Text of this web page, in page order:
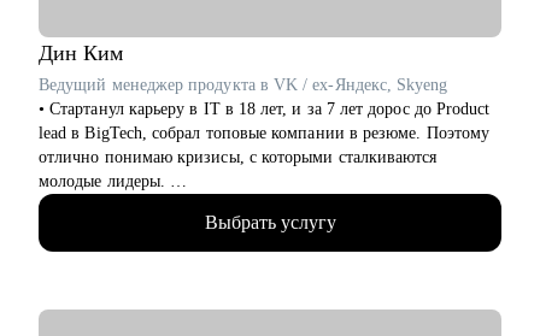
Дин Ким
Ведущий менеджер продукта в VK / ex-Яндекс, Skyeng
• Стартанул карьеру в IT в 18 лет, и за 7 лет дорос до Product
lead в BigTech, собрал топовые компании в резюме. Поэтому
отлично понимаю кризисы, с которыми сталкиваются
молодые лидеры.
• Я со-основатель стартапа на этапе Seed, оценка 70млн.
Отвечаю за продуктовую линейку и создание лучшей
команды (по моему мнению).
Выбрать услугу